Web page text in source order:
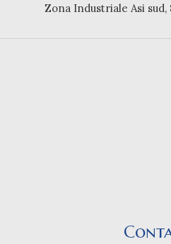
Zona Industriale Asi sud,